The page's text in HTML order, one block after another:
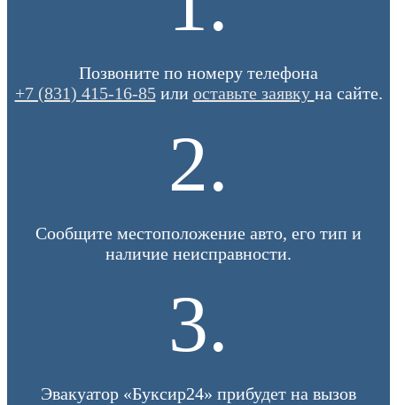
Позвоните по номеру телефона
+7 (831) 415-16-85или оставьте заявку на сайте.
2.
Сообщите местоположение авто, его тип и
наличие неисправности.
3.
Эвакуатор «Буксир24» прибудет на вызов